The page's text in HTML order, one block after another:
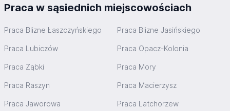
Praca w sąsiednich miejscowościach
Praca Blizne Łaszczyńskiego Praca Blizne Jasińskiego
Praca Lubiczów Praca Opacz-Kolonia
Praca Ząbki Praca Mory
Praca Raszyn Praca Macierzysz
Praca Jaworowa Praca Latchorzew